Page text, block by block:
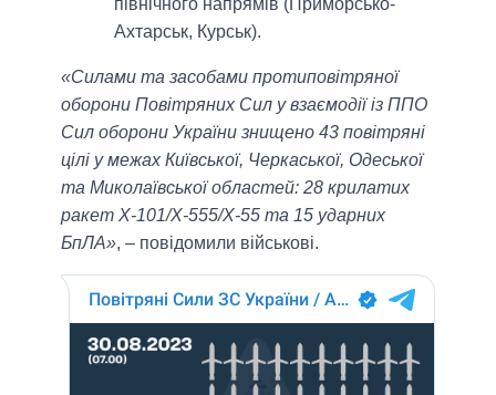
північного напрямів (Приморсько-
Ахтарськ, Курськ).
«Силами та засобами протиповітряної
оборони Повітряних Сил у взаємодії із ППО
Сил оборони України знищено 43 повітряні
цілі у межах Київської, Черкаської, Одеської
та Миколаївської областей: 28 крилатих
ракет Х-101/Х-555/Х-55 та 15 ударних
БпЛА», – повідомили військові.